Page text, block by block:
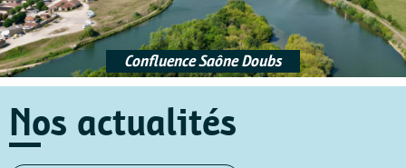
Confluence Saône Doubs
Nos actualités